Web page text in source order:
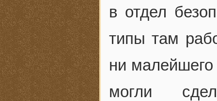
в отдел
типы там
ни
могли